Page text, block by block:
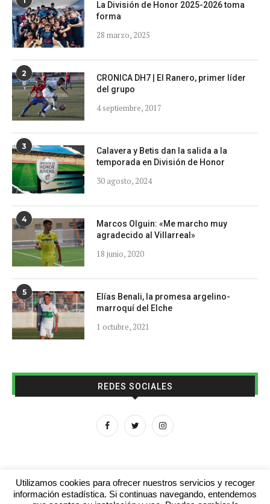
La División de Honor 2025-2026 toma
forma
28 marzo, 2025
2
CRONICA DH7 | El Ranero, primer líder
del grupo
4 septiembre, 2017
3
Calavera y Betis dan la salida a la
temporada en División de Honor
30 agosto, 2024
4
Marcos Olguin: «Me marcho muy
agradecido al Villarreal»
18 junio, 2020
5
Elías Benali, la promesa argelino-
marroquí del Elche
1 octubre, 2021
REDES SOCIALES
Utilizamos cookies para ofrecer nuestros servicios y recoger
información estadística. Si continuas navegando, entendemos